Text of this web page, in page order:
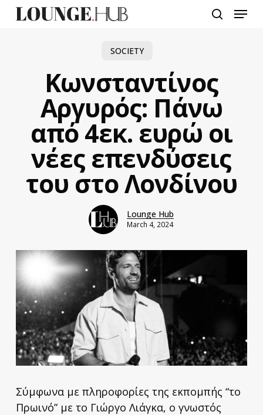
Menu
SOCIETY
Κωνσταντίνος
Αργυρός: Πάνω
από 4εκ. ευρώ οι
νέες επενδύσεις
του στο Λονδίνου
Lounge Hub
March 4, 2024
Σύμφωνα με πληροφορίες της εκπομπής “το
Πρωινό” με το Γιώργο Λιάγκα, ο γνωστός